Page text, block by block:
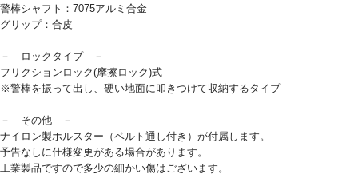
警棒シャフト：7075アルミ合金
グリップ：合皮
－ ロックタイプ －
フリクションロック(摩擦ロック)式
※警棒を振って出し、硬い地面に叩きつけて収納するタイプ
－ その他 －
ナイロン製ホルスター（ベルト通し付き）が付属します。
予告なしに仕様変更がある場合があります。
工業製品ですので多少の細かい傷はございます。